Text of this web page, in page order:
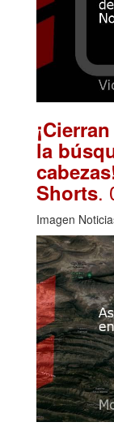
la
Shorts.
Imagen